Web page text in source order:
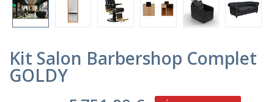
Kit Salon Barbershop Complet
GOLDY